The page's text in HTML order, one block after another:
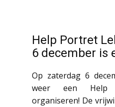
Help Portret
6 december is
Op zaterdag 6
weer een Help
organiseren! De